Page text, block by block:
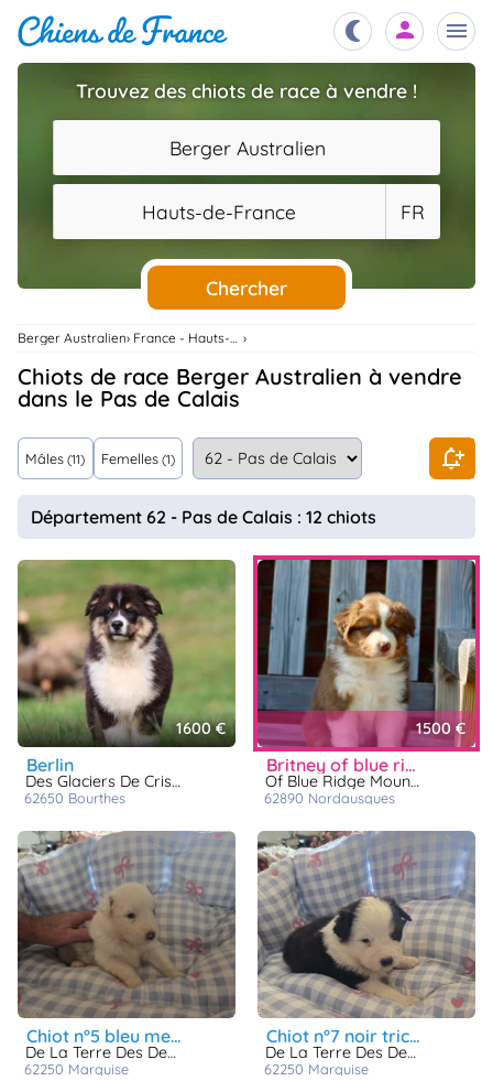
Chiots
Éleveurs
Étalons
Chiens
Services
..
Assurances
Connexion
Trouvez des chiots de race à vendre !
Berger Australien
Hauts-de-France FR
Chercher
Berger Australien France - Hauts-De-France
Chiots de race Berger Australien à vendre
dans le Pas de Calais
Mâles (11) Femelles (1)
Département 62 - Pas de Calais : 12 chiots
1600 €
berlin
Des Glaciers De Cristal
62650 bourthes
1500 €
britney of blue ridge mountains
Of Blue Ridge Mountains
62890 nordausques
chiot n°5 bleu merle
De La Terre Des Deux Caps
62250 marquise
chiot n°7 noir tricolore
De La Terre Des Deux Caps
62250 marquise